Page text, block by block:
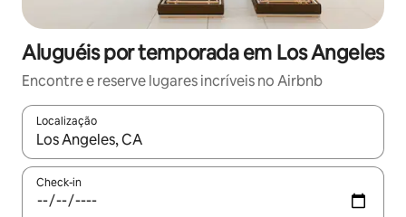
Aluguéis por temporada em Los Angeles
Encontre e reserve lugares incríveis no Airbnb
Localização
Quando os resultados estiverem disponíveis, explore-os
Check-in